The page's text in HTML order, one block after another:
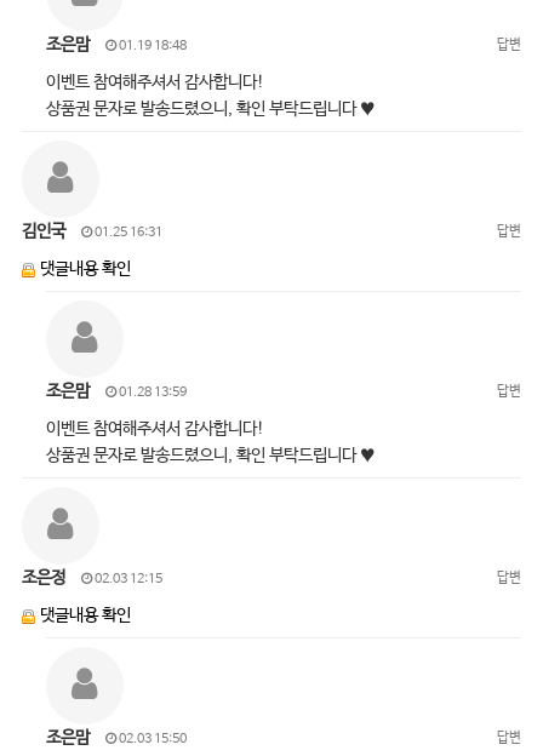
조은맘 01.19 18:48 답변
이벤트 참여해주셔서 감사합니다!
상품권 문자로 발송드렸으니, 확인 부탁드립니다 ♥
김인국 01.25 16:31 답변
댓글내용 확인
조은맘 01.28 13:59 답변
이벤트 참여해주셔서 감사합니다!
상품권 문자로 발송드렸으니, 확인 부탁드립니다 ♥
조은정 02.03 12:15 답변
댓글내용 확인
조은맘 02.03 15:50 답변